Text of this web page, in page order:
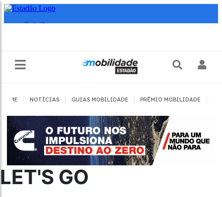
HOME NOTÍCIAS GUIAS MOBILIDADE PRÊMIO MOBILIDADE
LET'S GO